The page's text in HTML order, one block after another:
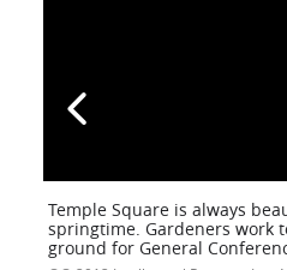
Temple Square is always
springtime. Gardeners work
ground for General